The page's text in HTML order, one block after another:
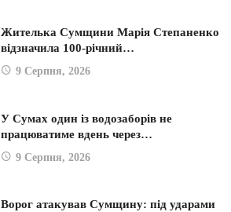
Жителька Сумщини Марія Степаненко
відзначила 100-річний…
9 Серпня, 2026
У Сумах один із водозаборів не
працюватиме вдень через…
9 Серпня, 2026
Ворог атакував Сумщину: під ударами